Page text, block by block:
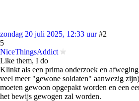
zondag 20 juli 2025, 12:33 uur #2
5
NiceThingsAddict
Like them, I do
Klinkt als een prima onderzoek en
veel meer "gewone soldaten" aanwezig
moeten gewoon opgepakt worden en een
het bewijs gewogen zal worden.